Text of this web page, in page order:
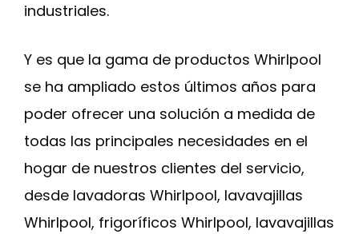
industriales.
Y es que la gama de productos Whirlpool
se ha ampliado estos últimos años para
poder ofrecer una solución a medida de
todas las principales necesidades en el
hogar de nuestros clientes del servicio,
desde lavadoras Whirlpool, lavavajillas
Whirlpool, frigoríficos Whirlpool, lavavajillas